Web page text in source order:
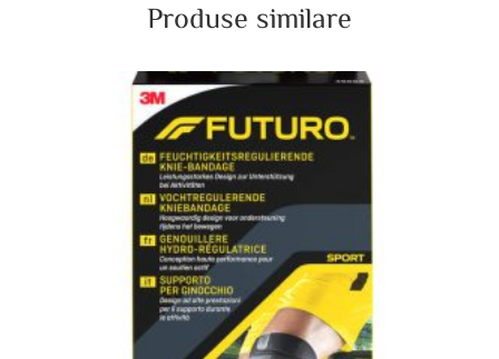
Produse similare